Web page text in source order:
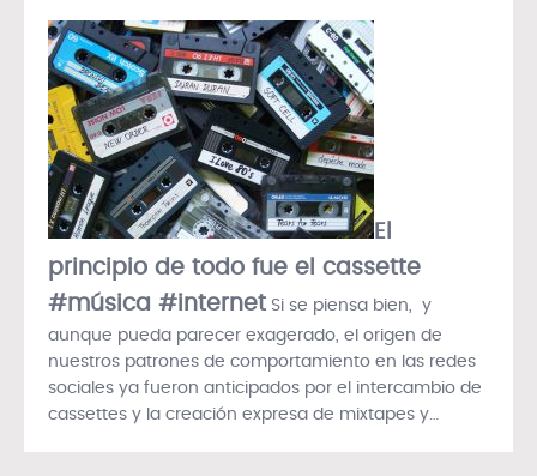
El
principio de todo fue el cassette
#música #internet Si se piensa bien, y
aunque pueda parecer exagerado, el origen de
nuestros patrones de comportamiento en las redes
sociales ya fueron anticipados por el intercambio de
cassettes y la creación expresa de mixtapes y…